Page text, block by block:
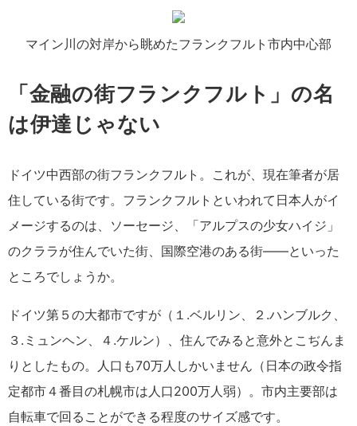
マイン川の対岸から眺めたフランクフルト市内中心部
「金融の街フランクフルト」の名
は伊達じゃない
ドイツ中西部の街フランクフルト。これが、現在筆者が居
住している街です。フランクフルトといわれて日本人がイ
メージするのは、ソーセージ、「アルプスの少女ハイジ」
のクララが住んでいた街、国際空港のある街――といった
ところでしょうか。
ドイツ第５の大都市ですが（１.ベルリン、２.ハンブルク、
３.ミュンヘン、４.ケルン）、住んでみると意外とこぢんま
りとしたもの。人口も70万人しかいません（日本の政令指
定都市４番目の札幌市は人口200万人弱）。市内主要部は
自転車で回ることができる程度のサイズ感です。